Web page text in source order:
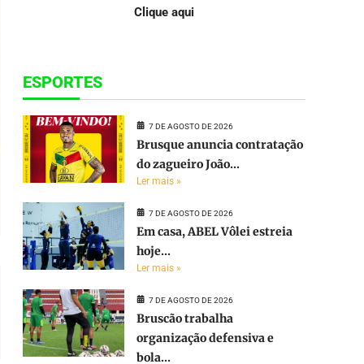
Clique aqui
ESPORTES
7 DE AGOSTO DE 2026
Brusque anuncia contratação
do zagueiro João...
Ler mais »
7 DE AGOSTO DE 2026
Em casa, ABEL Vôlei estreia
hoje...
Ler mais »
7 DE AGOSTO DE 2026
Bruscão trabalha
organização defensiva e
bola...